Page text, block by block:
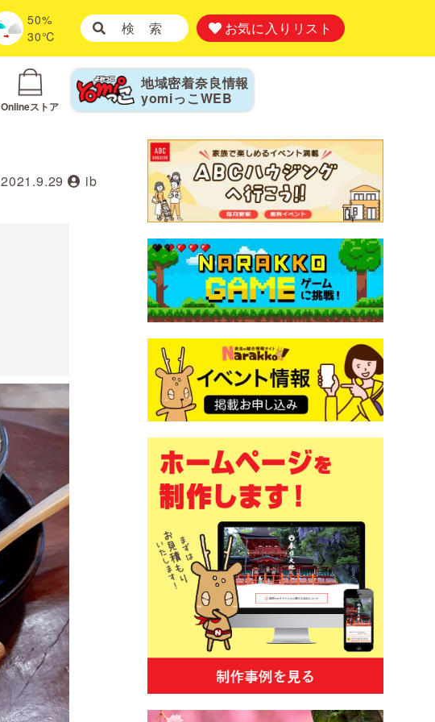
50%
30℃
検 索 お気に入りリスト
Onlineストア
地域密着奈良情報
yomiっこ WEB
2021.9.29 ib